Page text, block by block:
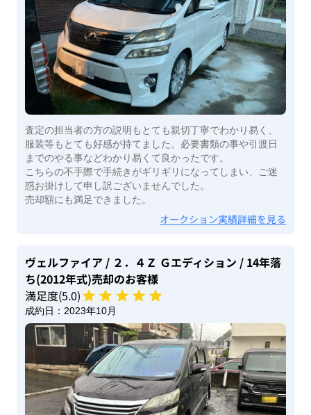
査定の担当者の方の説明もとても親切丁寧でわかり易く、
服装等もとても好感が持てました。必要書類の事や引渡日
までのやる事などわかり易くて良かったです。
こちらの不手際で手続きがギリギリになってしまい、ご迷
惑お掛けして申し訳ございませんでした。
売却額にも満足できました。
オークション実績詳細を見る
ヴェルファイア / ２．４Ｚ Ｇエディション / 14年落
ち(2012年式)売却のお客様
満足度(5.0)
成約日： 2023年10月